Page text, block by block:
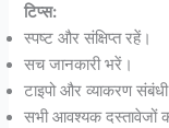
टिप्स:
स्पष्ट और संक्षिप्त रहें।
सच जानकारी भरें।
टाइपो और व्याकरण
सभी आवश्यक दस्तावेजों